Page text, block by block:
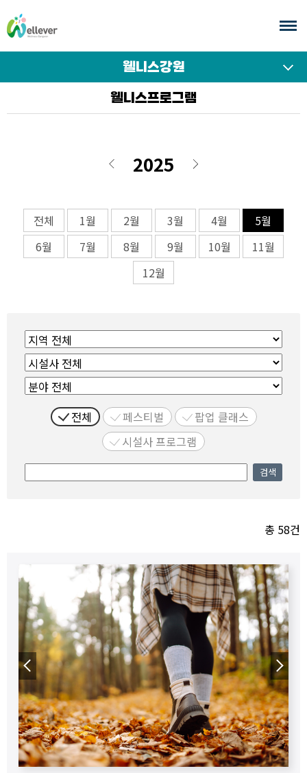
문
바
가
웰니스강원
웰니스프로그램
2025
전체
1월 2월 3월 4월
5월
6월
7월 8월 9월 10월
11월
12월
행
사
검
색
전체
페스티벌
팝업 클래스
시설사 프로그램
검색
총 58건
▶